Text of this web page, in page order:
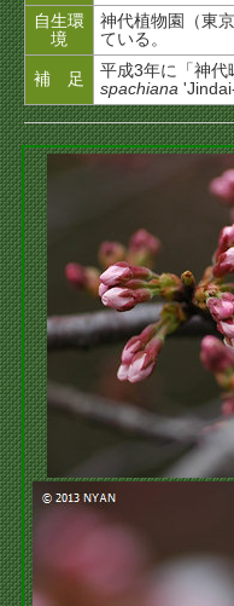
自生環
境
神代植物園（東
ている。
補 足 平成3年に「神代
spachiana